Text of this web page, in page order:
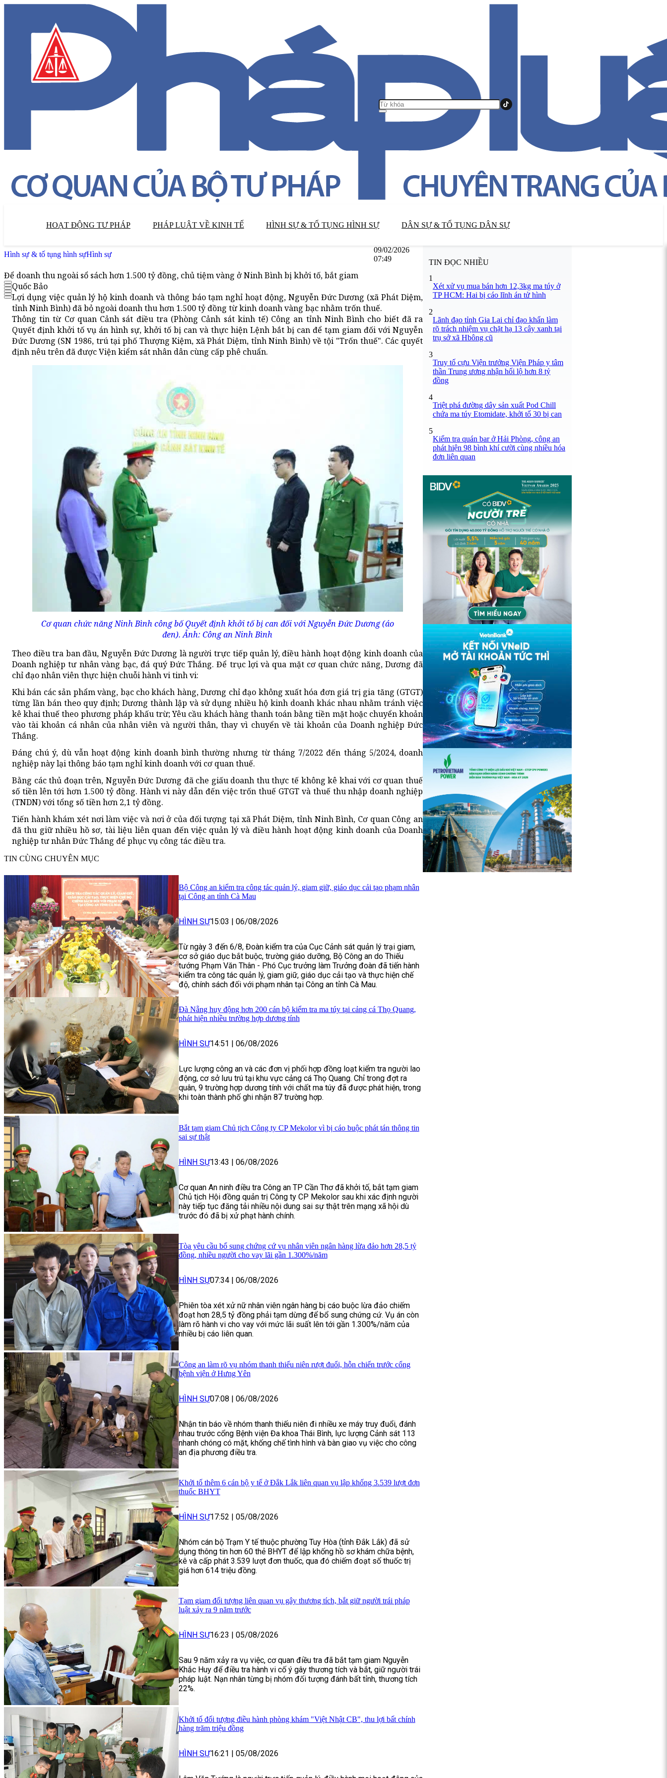
HOẠT ĐỘNG TƯ PHÁP PHÁP LUẬT VỀ KINH TẾ HÌNH SỰ & TỐ TỤNG HÌNH SỰ DÂN SỰ & TỐ TỤNG DÂN SỰ
Hình sự & tố tụng hình sựHình sự
09/02/2026
07:49
Để doanh thu ngoài sổ sách hơn 1.500 tỷ đồng, chủ tiệm vàng ở Ninh Bình bị khởi tố, bắt giam
Quốc Bảo
Lợi dụng việc quản lý hộ kinh doanh và thông báo tạm nghỉ hoạt động, Nguyễn Đức Dương (xã Phát Diệm,
tỉnh Ninh Bình) đã bỏ ngoài doanh thu hơn 1.500 tỷ đồng từ kinh doanh vàng bạc nhằm trốn thuế.
Thông tin từ Cơ quan Cảnh sát điều tra (Phòng Cảnh sát kinh tế) Công an tỉnh Ninh Bình cho biết đã ra
Quyết định khởi tố vụ án hình sự, khởi tố bị can và thực hiện Lệnh bắt bị can để tạm giam đối với Nguyễn
Đức Dương (SN 1986, trú tại phố Thượng Kiệm, xã Phát Diệm, tỉnh Ninh Bình) về tội "Trốn thuế". Các quyết
định nêu trên đã được Viện kiểm sát nhân dân cùng cấp phê chuẩn.
Cơ quan chức năng Ninh Bình công bố Quyết định khởi tố bị can đối với Nguyễn Đức Dương (áo
đen). Ảnh: Công an Ninh Bình
Theo điều tra ban đầu, Nguyễn Đức Dương là người trực tiếp quản lý, điều hành hoạt động kinh doanh của
Doanh nghiệp tư nhân vàng bạc, đá quý Đức Thắng. Để trục lợi và qua mặt cơ quan chức năng, Dương đã
chỉ đạo nhân viên thực hiện chuỗi hành vi tinh vi:
Khi bán các sản phẩm vàng, bạc cho khách hàng, Dương chỉ đạo không xuất hóa đơn giá trị gia tăng (GTGT)
từng lần bán theo quy định; Dương thành lập và sử dụng nhiều hộ kinh doanh khác nhau nhằm tránh việc
kê khai thuế theo phương pháp khấu trừ; Yêu cầu khách hàng thanh toán bằng tiền mặt hoặc chuyển khoản
vào tài khoản cá nhân của nhân viên và người thân, thay vì chuyển về tài khoản của Doanh nghiệp Đức
Thắng.
Đáng chú ý, dù vẫn hoạt động kinh doanh bình thường nhưng từ tháng 7/2022 đến tháng 5/2024, doanh
nghiệp này lại thông báo tạm nghỉ kinh doanh với cơ quan thuế.
Bằng các thủ đoạn trên, Nguyễn Đức Dương đã che giấu doanh thu thực tế không kê khai với cơ quan thuế
số tiền lên tới hơn 1.500 tỷ đồng. Hành vi này dẫn đến việc trốn thuế GTGT và thuế thu nhập doanh nghiệp
(TNDN) với tổng số tiền hơn 2,1 tỷ đồng.
Tiến hành khám xét nơi làm việc và nơi ở của đối tượng tại xã Phát Diệm, tỉnh Ninh Bình, Cơ quan Công an
đã thu giữ nhiều hồ sơ, tài liệu liên quan đến việc quản lý và điều hành hoạt động kinh doanh của Doanh
nghiệp tư nhân Đức Thắng để phục vụ công tác điều tra.
TIN CÙNG CHUYÊN MỤC
Bộ Công an kiểm tra công tác quản lý, giam giữ, giáo dục cải tạo phạm nhân
tại Công an tỉnh Cà Mau
HÌNH SỰ15:03 06/08/2026
Từ ngày 3 đến 6/8, Đoàn kiểm tra của Cục Cảnh sát quản lý trại giam,
cơ sở giáo dục bắt buộc, trường giáo dưỡng, Bộ Công an do Thiếu
tướng Phạm Văn Thân - Phó Cục trưởng làm Trưởng đoàn đã tiến hành
kiểm tra công tác quản lý, giam giữ, giáo dục cải tạo và thực hiện chế
độ, chính sách đối với phạm nhân tại Công an tỉnh Cà Mau.
Đà Nẵng huy động hơn 200 cán bộ kiểm tra ma túy tại cảng cá Thọ Quang,
phát hiện nhiều trường hợp dương tính
HÌNH SỰ14:51 06/08/2026
Lực lượng công an và các đơn vị phối hợp đồng loạt kiểm tra người lao
động, cơ sở lưu trú tại khu vực cảng cá Thọ Quang. Chỉ trong đợt ra
quân, 9 trường hợp dương tính với chất ma túy đã được phát hiện, trong
khi toàn thành phố ghi nhận 87 trường hợp.
Bắt tạm giam Chủ tịch Công ty CP Mekolor vì bị cáo buộc phát tán thông tin
sai sự thật
HÌNH SỰ13:43 | 06/08/2026
Cơ quan An ninh điều tra Công an TP Cần Thơ đã khởi tố, bắt tạm giam
Chủ tịch Hội đồng quản trị Công ty CP Mekolor sau khi xác định người
này tiếp tục đăng tải nhiều nội dung sai sự thật trên mạng xã hội dù
trước đó đã bị xử phạt hành chính.
Tòa yêu cầu bổ sung chứng cứ vụ nhân viên ngân hàng lừa đảo hơn 28,5 tỷ
đồng, nhiều người cho vay lãi gần 1.300%/năm
HÌNH SỰ07:34 | 06/08/2026
Phiên tòa xét xử nữ nhân viên ngân hàng bị cáo buộc lừa đảo chiếm
đoạt hơn 28,5 tỷ đồng phải tạm dừng để bổ sung chứng cứ. Vụ án còn
làm rõ hành vi cho vay với mức lãi suất lên tới gần 1.300%/năm của
nhiều bị cáo liên quan.
Công an làm rõ vụ nhóm thanh thiếu niên rượt đuổi, hỗn chiến trước cổng
bệnh viện ở Hưng Yên
HÌNH SỰ07:08 | 06/08/2026
Nhận tin báo về nhóm thanh thiếu niên đi nhiều xe máy truy đuổi, đánh
nhau trước cổng Bệnh viện Đa khoa Thái Bình, lực lượng Cảnh sát 113
nhanh chóng có mặt, khống chế tình hình và bàn giao vụ việc cho công
an địa phương điều tra.
Khởi tố thêm 6 cán bộ y tế ở Đắk Lắk liên quan vụ lập khống 3.539 lượt đơn
thuốc BHYT
HÌNH SỰ17:52 | 05/08/2026
Nhóm cán bộ Trạm Y tế thuộc phường Tuy Hòa (tỉnh Đắk Lắk) đã sử
dụng thông tin hơn 60 thẻ BHYT để lập khống hồ sơ khám chữa bệnh,
kê và cấp phát 3.539 lượt đơn thuốc, qua đó chiếm đoạt số thuốc trị
giá hơn 614 triệu đồng.
Tạm giam đối tượng liên quan vụ gây thương tích, bắt giữ người trái pháp
luật xảy ra 9 năm trước
HÌNH SỰ16:23 05/08/2026
Sau 9 năm xảy ra vụ việc, cơ quan điều tra đã bắt tạm giam Nguyễn
Khắc Huy để điều tra hành vi cố ý gây thương tích và bắt, giữ người trái
pháp luật. Nạn nhân từng bị nhóm đối tượng đánh bất tỉnh, thương tích
22%.
Khởi tố đối tượng điều hành phòng khám "Việt Nhật CB", thu lợi bất chính
hàng trăm triệu đồng
HÌNH SỰ16:21 | 05/08/2026
TIN ĐỌC NHIỀU
1
Xét xử vụ mua bán hơn 12,3kg ma túy ở
TP HCM: Hai bị cáo lĩnh án tử hình
2
Lãnh đạo tỉnh Gia Lai chỉ đạo khẩn làm
rõ trách nhiệm vụ chặt hạ 13 cây xanh tại
trụ sở xã Hbông cũ
3
Truy tố cựu Viện trưởng Viện Pháp y tâm
thần Trung ương nhận hối lộ hơn 8 tỷ
đồng
4
Triệt phá đường dây sản xuất Pod Chill
chứa ma túy Etomidate, khởi tố 30 bị can
5
Kiểm tra quán bar ở Hải Phòng, công an
phát hiện 98 bình khí cười cùng nhiều hóa
đơn liên quan